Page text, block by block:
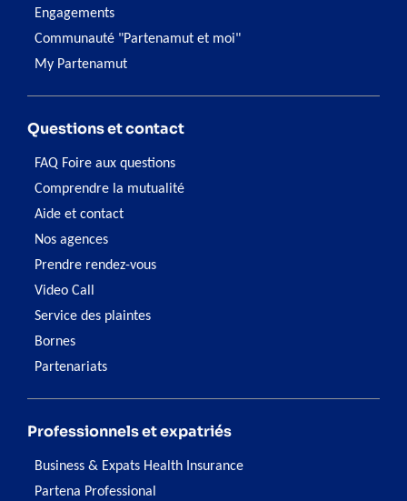
Engagements
Communauté "Partenamut et moi"
My Partenamut
Questions et contact
FAQ Foire aux questions
Comprendre la mutualité
Aide et contact
Nos agences
Prendre rendez-vous
Video Call
Service des plaintes
Bornes
Partenariats
Professionnels et expatriés
Business & Expats Health Insurance
Partena Professional